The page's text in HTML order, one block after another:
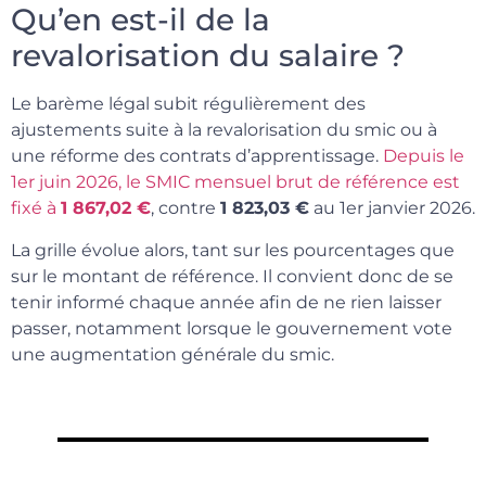
Qu’en est-il de la
revalorisation du salaire ?
Le barème légal subit régulièrement des
ajustements suite à la revalorisation du smic ou à
une réforme des contrats d’apprentissage. Depuis le
1er juin 2026, le SMIC mensuel brut de référence est
fixé à 1 867,02 €, contre 1 823,03 € au 1er janvier 2026.
La grille évolue alors, tant sur les pourcentages que
sur le montant de référence. Il convient donc de se
tenir informé chaque année afin de ne rien laisser
passer, notamment lorsque le gouvernement vote
une augmentation générale du smic.